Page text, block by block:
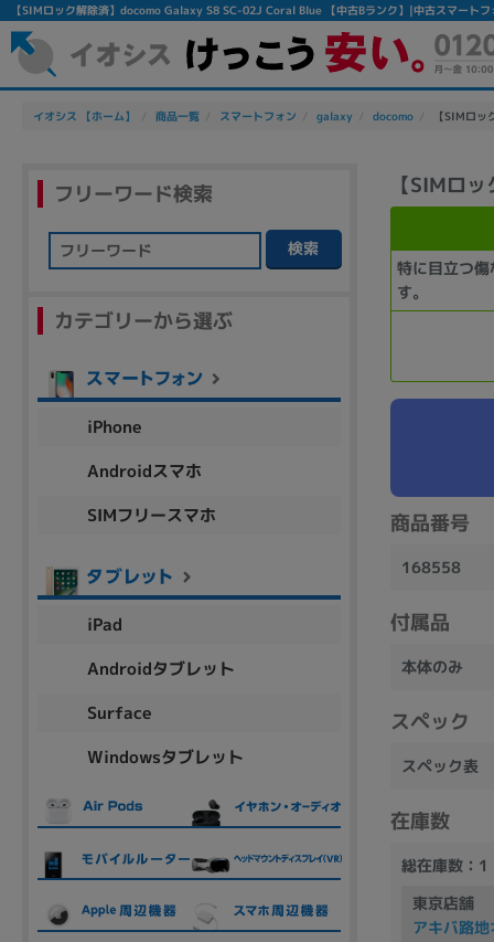
【SIMロック解除済】docomo Galaxy S8 SC-02J Coral Blue 【中古Bランク】|中古スマートフ
イオシス 【ホーム】 商品一覧 スマートフォン galaxy docomo 【SIMロ
【SIMロ
特に目立つ
す。
商品番号
168558
付属品
本体のみ
スペック
スペック表
在庫数
総在庫数：1
東京店舗
アキバ路
フリーワード検索
検索
カテゴリーから選ぶ
iPhone
Androidスマホ
SIMフリースマホ
iPad
Androidタブレット
Surface
Windowsタブレット
除外ワード
人気の検索ワード：Let's note EliteBook
商品シリーズ名・ブランド名の絞り込み。
aspire Inspiron
商品の搭載機能による絞り込み
Webカメラ内蔵
ランク
商品状態の絞り込み